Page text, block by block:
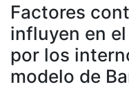
Statistics
Factores
influyen en
por los
modelo de